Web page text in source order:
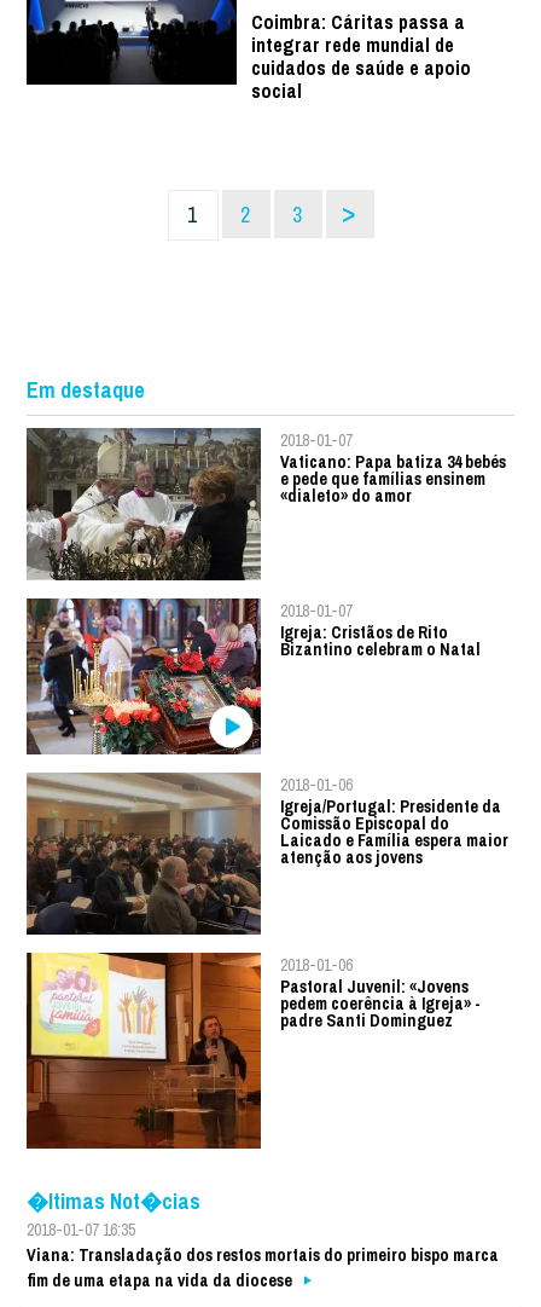
Coimbra: Cáritas passa a
integrar rede mundial de
cuidados de saúde e apoio
social
1 2 3 >
Em destaque
2018-01-07
Vaticano: Papa batiza 34 bebés
e pede que famílias ensinem
«dialeto» do amor
2018-01-07
Igreja: Cristãos de Rito
Bizantino celebram o Natal
2018-01-06
Igreja/Portugal: Presidente da
Comissão Episcopal do
Laicado e Família espera maior
atenção aos jovens
2018-01-06
Pastoral Juvenil: «Jovens
pedem coerência à Igreja» -
padre Santi Dominguez
�ltimas Not�cias
2018-01-07 16:35
Viana: Transladação dos restos mortais do primeiro bispo marca
fim de uma etapa na vida da diocese